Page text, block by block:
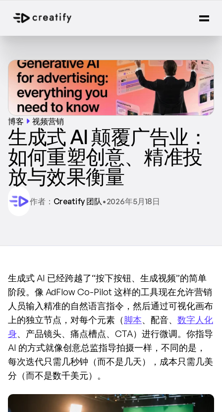
博客 视频营销
生成式 AI 颠覆广告业：
如何重塑创意、精准投
放与效果衡量
作者： Creatify 团队 •2026年5月18日
生成式 AI 已经跨越了“按下按钮、生成视频”的简单
阶段。像 AdFlow Co-Pilot 这样的工具现在允许营销
人员输入精准的自然语言指令，然后通过可视化画布
上的独立节点，对每个元素（脚本、配音、 数字人化
身、产品镜头、痛点槽点、CTA）进行微调。你指导
AI 的方式就像创意总监指导拍摄一样，不同的是，
每次迭代只需几秒钟（而不是几天），成本只需几美
分（而不是数千美元）。